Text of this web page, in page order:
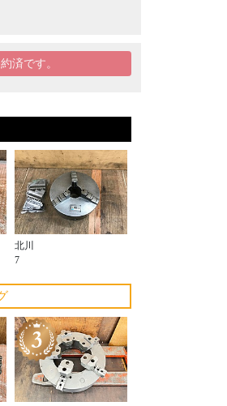
済です。
北川
7